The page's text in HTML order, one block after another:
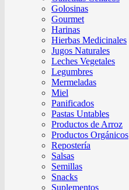
Golosinas
Gourmet
Harinas
Hierbas Medicinales
Jugos Naturales
Leches Vegetales
Legumbres
Mermeladas
Miel
Panificados
Pastas Untables
Productos de Arroz
Productos Orgánicos
Repostería
Salsas
Semillas
Snacks
Suplementos